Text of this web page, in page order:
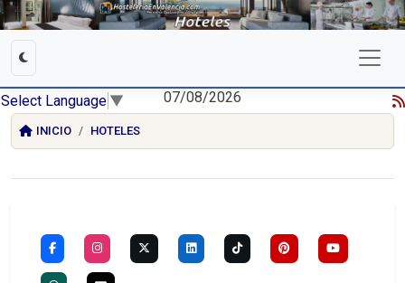
Select Language ▼ 07/08/2026
INICIO HOTELES